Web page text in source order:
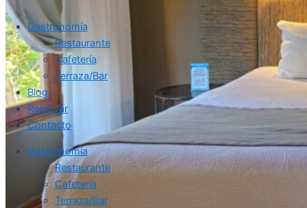
Gastronomía
Restaurante
Cafetería
Terraza/Bar
Blog
Reservar
Contacto
Gastronomía
Restaurante
Cafetería
Terraza/Bar